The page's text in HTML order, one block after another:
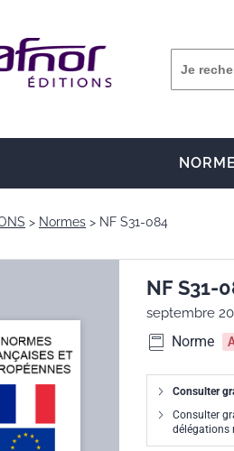
Normes NF S31-084
NF S31-
septembre
Norme
Consulter
Consulter
délégations